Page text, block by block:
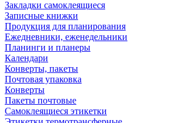
Закладки самоклеящиеся
Записные книжки
Продукция для планирования
Ежедневники, еженедельники
Планинги и планеры
Календари
Конверты, пакеты
Почтовая упаковка
Конверты
Пакеты почтовые
Самоклеящиеся этикетки